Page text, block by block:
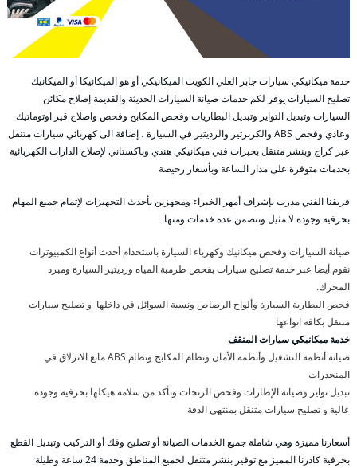
خدمة ميكانيكي سيارات جابر العلي الكويت الميكانيكي أو هو الميكانيكا أو الميكانيك
تصليح السيارات يوفر لكم خدمات صيانة السيارات الحديثة والقديمة إصلاح مكائن
السيارات وتبديل التواير وتبديل البطاريات وفحص المكابح وفحص واصلاح قير اوتوماتيك
وعادي وفحص ABS والكربرتير والرديتير في السيارة ، إضافة الى كهربائي سيارات متنقل
عبر كراج وبنشر متنقل بخبرات فني ميكانيكي هندي وباكستاني لإصلاح الدارات الكهربائية
بخدمات متوفرة على مدار الساعة وبأسعار رخيصة
فريقنا الفني مدرب بإشراف أمهر الخبراء ومجهزين بأحدث التجهيزات لإتمام جميع المهام
بحرفية وجودة لا مثيل وتتضمن عدة خدمات ومنها:
صيانة السيارات وفحص ميكانيك وكهرباء السيارة باستخدام أحدث أنواع الكمبيوترات
نقوم أيضا عبر خدمة تصليح سيارات بفحص طرمبة المياه ورديتير السيارة ومبرد
المحرك.
فحص البطارية السيارة وألواح الرصاص ونسبة السوائل في داخلها و تصليح سيارات
متنقل بكافة انواعها
خدمة ميكانيكي سيارات المنقف
صيانة أنظمة التشغيل وأنظمة الأمان ونظام المكابح ونظام ABS مانع الانزلاق في
المنحدرات
تبديل تواير وصيانة الإطارات وفحص الرنجات وتأكد من سلامه هيكلها بحرفية وجودة
عالية و تصليح سيارات متنقل بمنتهى الدقة
أسعارنا مميزة وهي شاملة جميع الخدمات الصيانة أو تصليح وفك أو التركيب وتبديل القطع
بحرفية كادرنا المميز مع توفير بنشر متنقل لجميع المناطق وخدمة 24 ساعة وطيلة